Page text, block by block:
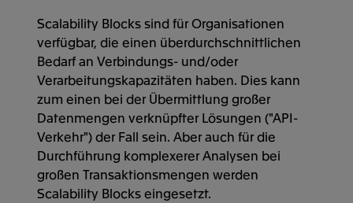
Scalability Blocks sind für Organisationen
verfügbar, die einen überdurchschnittlichen
Bedarf an Verbindungs- und/oder
Verarbeitungskapazitäten haben. Dies kann
zum einen bei der Übermittlung großer
Datenmengen verknüpfter Lösungen ("API-
Verkehr") der Fall sein. Aber auch für die
Durchführung komplexerer Analysen bei
großen Transaktionsmengen werden
Scalability Blocks eingesetzt.